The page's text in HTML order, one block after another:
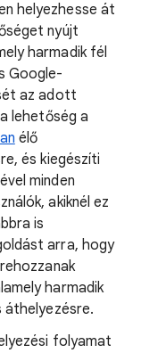
helyezhesse át
nyújt
harmadik fél
Google-
az adott
lehetőség a
élő
és kiegészíti
minden
akiknél ez
is
arra, hogy
harmadik
folyamat